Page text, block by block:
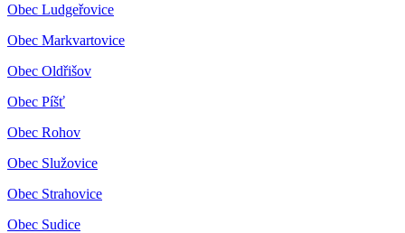
Obec Ludgeřovice
Obec Markvartovice
Obec Oldřišov
Obec Píšť
Obec Rohov
Obec Služovice
Obec Strahovice
Obec Sudice